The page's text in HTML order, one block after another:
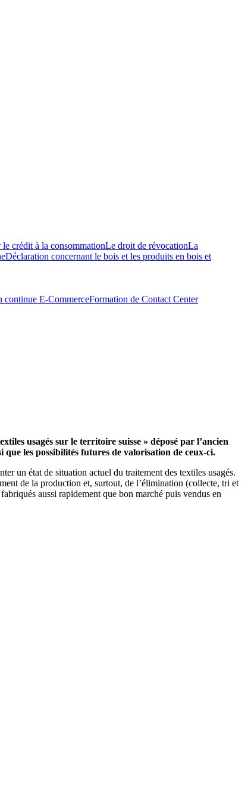
crédit à la consommationLe droit de révocationLa
Déclaration concernant le bois et les produits en bois et
continue E-CommerceFormation de Contact Center
usagés sur le territoire suisse » déposé par l’ancien
les possibilités futures de valorisation de ceux-ci.
un état de situation actuel du traitement des textiles usagés.
de la production et, surtout, de l’élimination (collecte, tri et
aussi rapidement que bon marché puis vendus en